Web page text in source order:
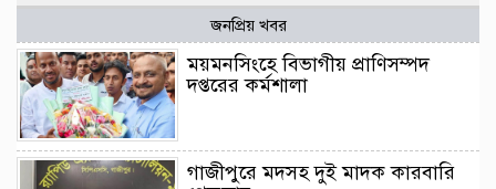
জনপ্রিয় খবর
ময়মনসিংহে বিভাগীয় প্রাণিসম্পদ
দপ্তরের কর্মশালা
গাজীপুরে মদসহ দুই মাদক কারবারি